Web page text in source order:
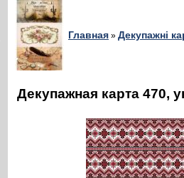
Главная » Декупажні
Декупажная карта 470,